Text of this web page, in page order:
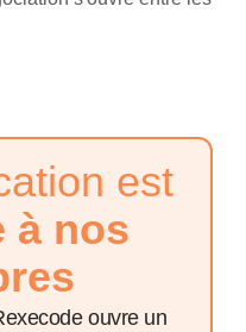
est
à nos
ouvre un